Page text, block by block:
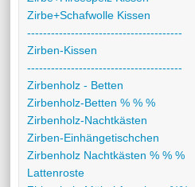
Zirbe+Schafwolle Kissen
---------------------------------------
Zirben-Kissen
---------------------------------------
Zirbenholz - Betten
Zirbenholz-Betten % % %
Zirbenholz-Nachtkästen
Zirben-Einhängetischchen
Zirbenholz Nachtkästen % % %
Lattenroste